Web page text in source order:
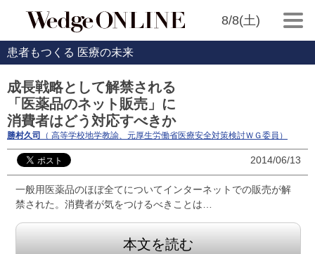
8/8(土)
患者もつくる 医療の未来
成長戦略として解禁される
「医薬品のネット販売」に
消費者はどう対応すべきか
勝村久司 （ 高等学校地学教諭、元厚生労働省医療安全対策検討ＷＧ委員）
2014/06/13
一般用医薬品のほぼ全てについてインターネットでの販売が解
禁された。消費者が気をつけるべきことは…
本文を読む